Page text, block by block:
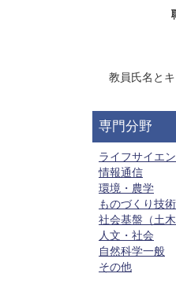
教員氏名と
専門分野
ライフサイエ
情報通信
環境・農学
ものづくり技
社会基盤（土
人文・社会
自然科学一般
その他